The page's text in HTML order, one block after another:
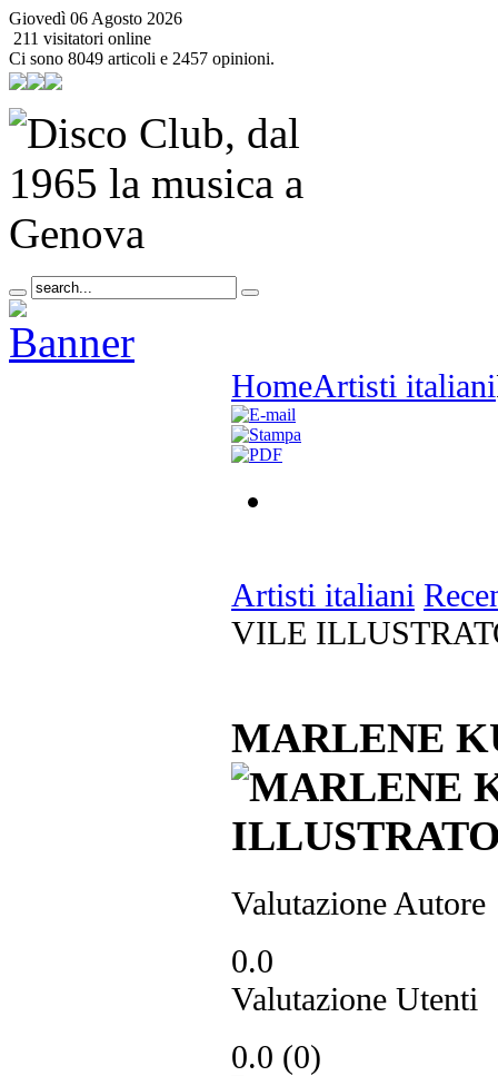
Giovedì 06 Agosto 2026
211 visitatori online
Ci sono 8049 articoli e 2457 opinioni.
HomeArtisti italiani
Artisti italiani
VILE
MARLENE
Valutazione Autore
0.0
Valutazione Utenti
0.0 (0)